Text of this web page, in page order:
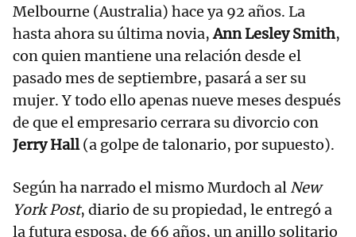
Melbourne (Australia) hace ya 92 años. La
hasta ahora su última novia,Ann Lesley Smith,
con quien mantiene una relación desde el
pasado mes de septiembre, pasará a ser su
mujer. Y todo ello apenas nueve meses después
de que el empresario cerrara su divorcio con
Jerry Hall(a golpe de talonario, por supuesto).
Según ha narrado el mismo Murdoch al New
York Post, diario de su propiedad, le entregó a
la futura esposa, de 66 años, un anillo solitario